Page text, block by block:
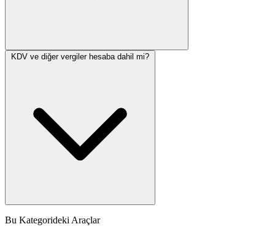
KDV ve diğer vergiler hesaba dahil mi?
Bu Kategorideki Araçlar